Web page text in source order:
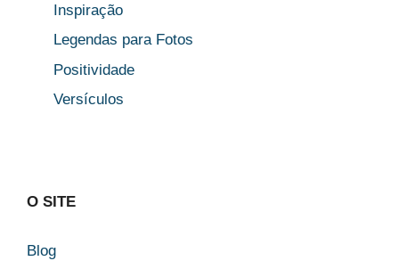
Inspiração
Legendas para Fotos
Positividade
Versículos
O SITE
Blog